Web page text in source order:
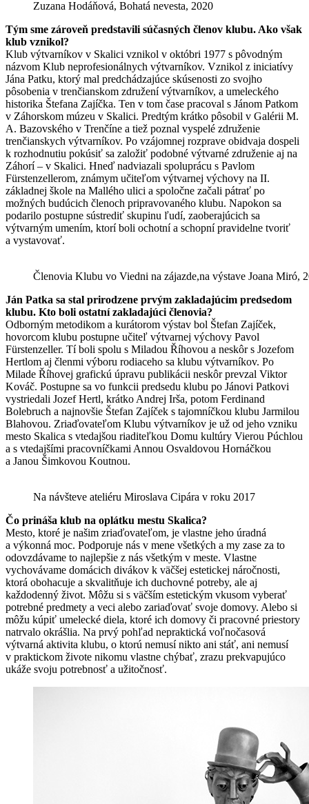
Zuzana Hodáňová, Bohatá nevesta, 2020
Tým sme zároveň predstavili súčasných členov klubu. Ako však
klub vznikol?
Klub výtvarníkov v Skalici vznikol v októbri 1977 s pôvodným
názvom Klub neprofesionálnych výtvarníkov. Vznikol z iniciatívy
Jána Patku, ktorý mal predchádzajúce skúsenosti zo svojho
pôsobenia v trenčianskom združení výtvarníkov, a umeleckého
historika Štefana Zajíčka. Ten v tom čase pracoval s Jánom Patkom
v Záhorskom múzeu v Skalici. Predtým krátko pôsobil v Galérii M.
A. Bazovského v Trenčíne a tiež poznal vyspelé združenie
trenčianskych výtvarníkov. Po vzájomnej rozprave obidvaja dospeli
k rozhodnutiu pokúsiť sa založiť podobné výtvarné združenie aj na
Záhorí – v Skalici. Hneď nadviazali spoluprácu s Pavlom
Fürstenzellerom, známym učiteľom výtvarnej výchovy na II.
základnej škole na Mallého ulici a spoločne začali pátrať po
možných budúcich členoch pripravovaného klubu. Napokon sa
podarilo postupne sústrediť skupinu ľudí, zaoberajúcich sa
výtvarným umením, ktorí boli ochotní a schopní pravidelne tvoriť
a vystavovať.
Členovia Klubu vo Viedni na zájazde,na výstave Joana Miró,
Ján Patka sa stal prirodzene prvým zakladajúcim predsedom
klubu. Kto boli ostatní zakladajúci členovia?
Odborným metodikom a kurátorom výstav bol Štefan Zajíček,
hovorcom klubu postupne učiteľ výtvarnej výchovy Pavol
Fürstenzeller. Tí boli spolu s Miladou Říhovou a neskôr s Jozefom
Hertlom aj členmi výboru rodiaceho sa klubu výtvarníkov. Po
Milade Říhovej grafickú úpravu publikácii neskôr prevzal Viktor
Kováč. Postupne sa vo funkcii predsedu klubu po Jánovi Patkovi
vystriedali Jozef Hertl, krátko Andrej Irša, potom Ferdinand
Bolebruch a najnovšie Štefan Zajíček s tajomníčkou klubu Jarmilou
Blahovou. Zriaďovateľom Klubu výtvarníkov je už od jeho vzniku
mesto Skalica s vtedajšou riaditeľkou Domu kultúry Vierou Púchlou
a s vtedajšími pracovníčkami Annou Osvaldovou Hornáčkou
a Janou Šimkovou Koutnou.
Na návšteve ateliéru Miroslava Cipára v roku 2017
Čo prináša klub na oplátku mestu Skalica?
Mesto, ktoré je našim zriaďovateľom, je vlastne jeho úradná
a výkonná moc. Podporuje nás v mene všetkých a my zase za to
odovzdávame to najlepšie z nás všetkým v meste. Vlastne
vychovávame domácich divákov k väčšej estetickej náročnosti,
ktorá obohacuje a skvalitňuje ich duchovné potreby, ale aj
každodenný život. Môžu si s väčším estetickým vkusom vyberať
potrebné predmety a veci alebo zariaďovať svoje domovy. Alebo si
môžu kúpiť umelecké diela, ktoré ich domovy či pracovné priestory
natrvalo okrášlia. Na prvý pohľad nepraktická voľnočasová
výtvarná aktivita klubu, o ktorú nemusí nikto ani stáť, ani nemusí
v praktickom živote nikomu vlastne chýbať, zrazu prekvapujúco
ukáže svoju potrebnosť a užitočnosť.